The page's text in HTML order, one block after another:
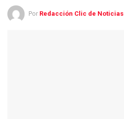
Por Redacción Clic de Noticias